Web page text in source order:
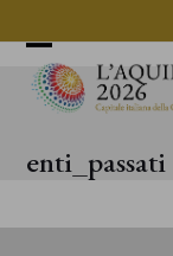
al
contenuto
Apri
menu
Chiudi
menu
enti_passati